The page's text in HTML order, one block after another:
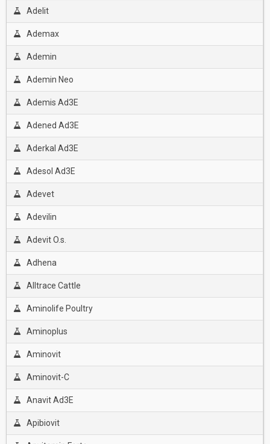
Adelit
Ademax
Ademin
Ademin Neo
Ademis Ad3E
Adened Ad3E
Aderkal Ad3E
Adesol Ad3E
Adevet
Adevilin
Adevit O.s.
Adhena
Alltrace Cattle
Aminolife Poultry
Aminoplus
Aminovit
Aminovit-C
Anavit Ad3E
Apibiovit